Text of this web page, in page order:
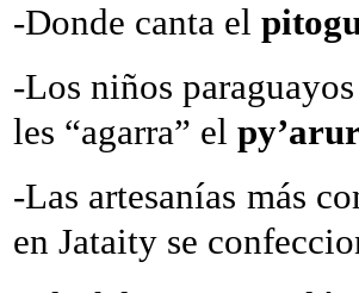
-Donde canta el
-Los niños
les “agarra” el
-Las artesanías más
en Jataity se